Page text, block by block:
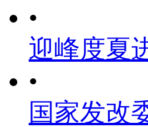
•
迎峰度夏
•
国家发改